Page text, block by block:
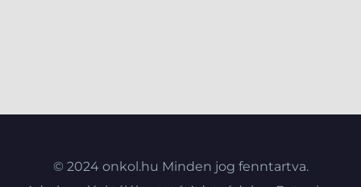
© 2024 onkol.hu Minden jog fenntartva.